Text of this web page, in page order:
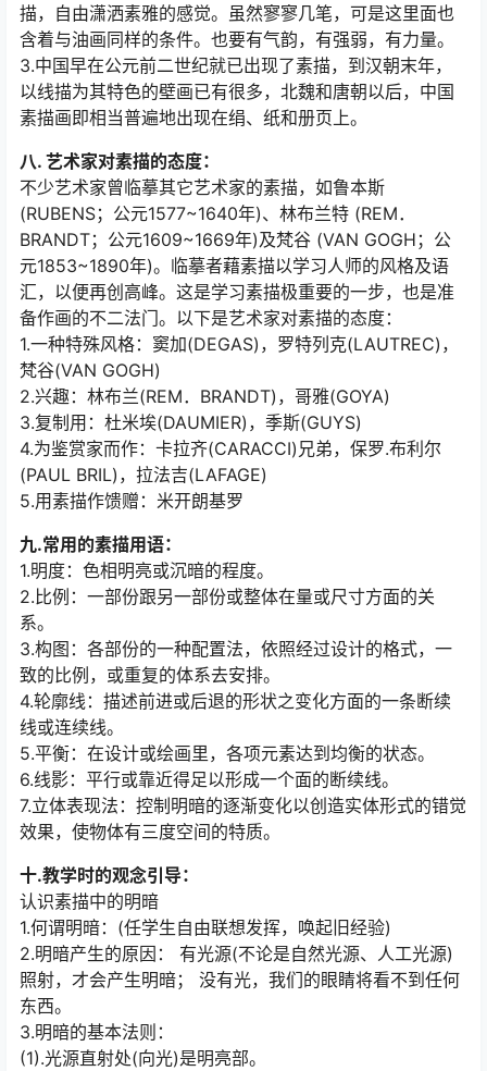
描，自由潇洒素雅的感觉。虽然寥寥几笔，可是这里面也
含着与油画同样的条件。也要有气韵，有强弱，有力量。
3.中国早在公元前二世纪就已出现了素描，到汉朝末年，
以线描为其特色的壁画已有很多，北魏和唐朝以后，中国
素描画即相当普遍地出现在绢、纸和册页上。
八. 艺术家对素描的态度：
不少艺术家曾临摹其它艺术家的素描，如鲁本斯
(RUBENS；公元1577~1640年)、林布兰特 (REM．
BRANDT；公元1609~1669年)及梵谷 (VAN GOGH；公
元1853~1890年)。临摹者藉素描以学习人师的风格及语
汇，以便再创高峰。这是学习素描极重要的一步，也是准
备作画的不二法门。以下是艺术家对素描的态度：
1.一种特殊风格：窦加(DEGAS)，罗特列克(LAUTREC)，
梵谷(VAN GOGH)
2.兴趣：林布兰(REM．BRANDT)，哥雅(GOYA)
3.复制用：杜米埃(DAUMIER)，季斯(GUYS)
4.为鉴赏家而作：卡拉齐(CARACCI)兄弟，保罗.布利尔
(PAUL BRIL)，拉法吉(LAFAGE)
5.用素描作馈赠：米开朗基罗
九.常用的素描用语：
1.明度：色相明亮或沉暗的程度。
2.比例：一部份跟另一部份或整体在量或尺寸方面的关
系。
3.构图：各部份的一种配置法，依照经过设计的格式，一
致的比例，或重复的体系去安排。
4.轮廓线：描述前进或后退的形状之变化方面的一条断续
线或连续线。
5.平衡：在设计或绘画里，各项元素达到均衡的状态。
6.线影：平行或靠近得足以形成一个面的断续线。
7.立体表现法：控制明暗的逐渐变化以创造实体形式的错觉
效果，使物体有三度空间的特质。
十.教学时的观念引导：
认识素描中的明暗
1.何谓明暗：(任学生自由联想发挥，唤起旧经验)
2.明暗产生的原因： 有光源(不论是自然光源、人工光源)
照射，才会产生明暗； 没有光，我们的眼睛将看不到任何
东西。
3.明暗的基本法则：
(1).光源直射处(向光)是明亮部。